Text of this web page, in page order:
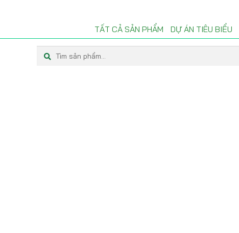
TẤT CẢ SẢN PHẨM
DỰ ÁN TIÊU BIỂU
Tìm
kiếm:
Tìm
kiếm